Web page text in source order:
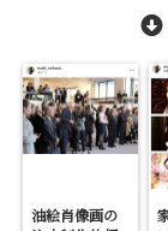
油絵肖像画の